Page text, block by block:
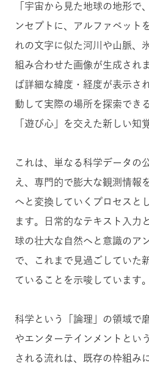
「宇宙から見た地球の地形で
ンセプトに、アルファベット
れの文字に似た河川や山脈、
組み合わせた画像が生成され
ば詳細な緯度・経度が表示さ
動して実際の場所を探索でき
「遊び心」を交えた新しい知
これは、単なる科学データの
え、専門的で膨大な観測情報
へと変換していくプロセスと
ます。日常的なテキスト入力
球の壮大な自然へと意識のア
で、これまで見過ごしていた
ていることを示唆しています。
科学という「論理」の領域で
やエンターテインメントとい
される流れは、既存の枠組み